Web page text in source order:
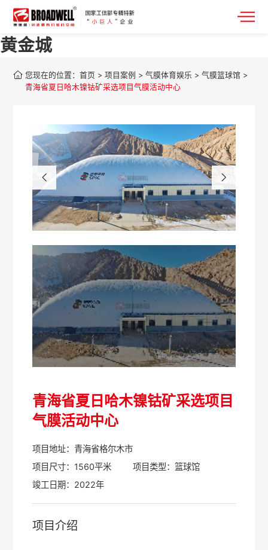
黄金城
您现在的位置：首页 >项目案例 >气膜体育娱乐 >气膜篮球馆 >
青海省夏日哈木镍钴矿采选项目气膜活动中心
青海省夏日哈木镍钴矿采选项目
气膜活动中心
项目地址：青海省格尔木市
项目尺寸：1560平米
项目类型：篮球馆
竣工日期：2022年
项目介绍